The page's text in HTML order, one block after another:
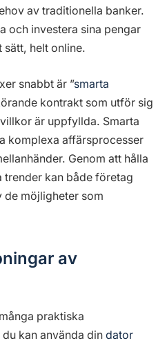
av traditionella banker.
och investera sina pengar
sätt, helt online.
snabbt är ”smarta
kontrakt som utför sig
är uppfyllda. Smarta
komplexa affärsprocesser
Genom att hålla
trender kan både företag
de möjligheter som
av
praktiska
kan använda din dator